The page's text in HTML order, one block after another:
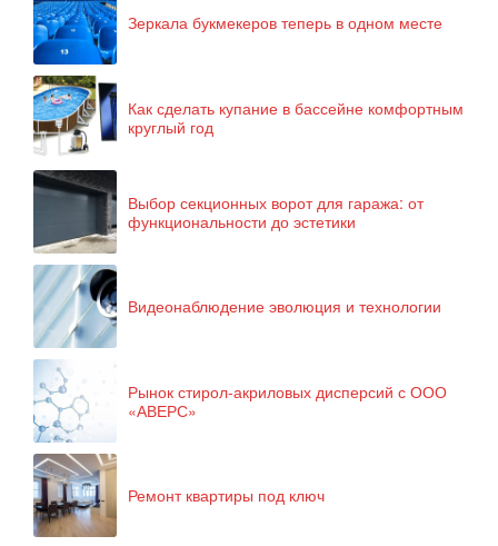
Зеркала букмекеров теперь в одном месте
Как сделать купание в бассейне комфортным
круглый год
Выбор секционных ворот для гаража: от
функциональности до эстетики
Видеонаблюдение эволюция и технологии
Рынок стирол-акриловых дисперсий с ООО
«АВЕРС»
Ремонт квартиры под ключ